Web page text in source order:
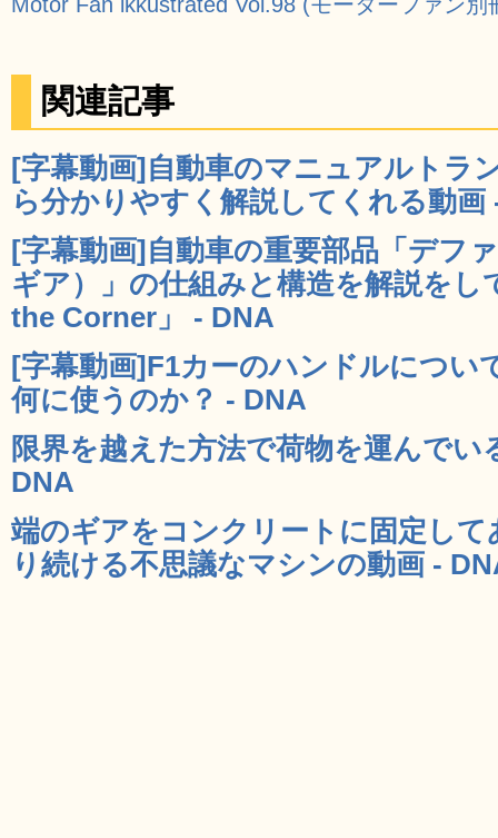
関連記事
[字幕動画]自動車のマニュアルトラ
ら分かりやすく解説してくれる動画
[字幕動画]自動車の重要部品「デフ
ギア）」の仕組みと構造を解説を
the Corner」 - DNA
[字幕動画]F1カーのハンドルについ
何に使うのか？ - DNA
限界を越えた方法で荷物を運んでい
DNA
端のギアをコンクリートに固定し
り続ける不思議なマシンの動画 -